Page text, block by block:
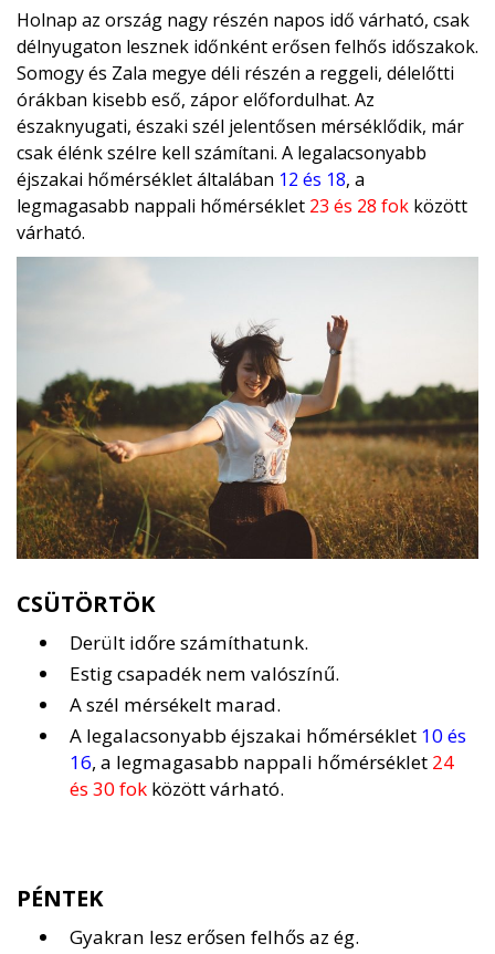
Holnap az ország nagy részén napos idő várható, csak
délnyugaton lesznek időnként erősen felhős időszakok.
Somogy és Zala megye déli részén a reggeli, délelőtti
órákban kisebb eső, zápor előfordulhat. Az
északnyugati, északi szél jelentősen mérséklődik, már
csak élénk szélre kell számítani. A legalacsonyabb
éjszakai hőmérséklet általában 12 és 18, a
legmagasabb nappali hőmérséklet 23 és 28 fok között
várható.
CSÜTÖRTÖK
Derült időre számíthatunk.
Estig csapadék nem valószínű.
A szél mérsékelt marad.
A legalacsonyabb éjszakai hőmérséklet 10 és
16, a legmagasabb nappali hőmérséklet 24
és 30 fok között várható.
PÉNTEK
Gyakran lesz erősen felhős az ég.